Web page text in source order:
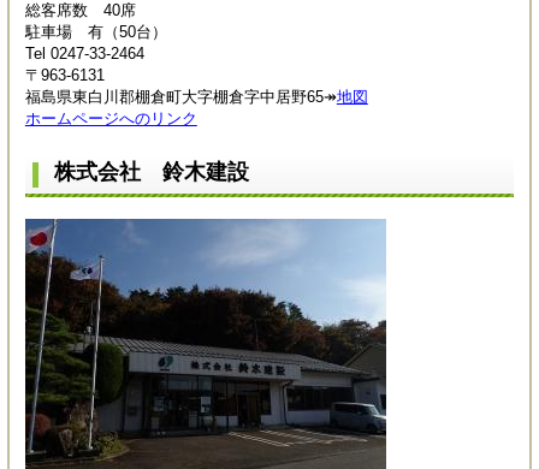
総客席数 40席
駐車場 有（50台）
Tel 0247-33-2464
〒963-6131
福島県東白川郡棚倉町大字棚倉字中居野65↠地図
ホームページへのリンク
株式会社 鈴木建設